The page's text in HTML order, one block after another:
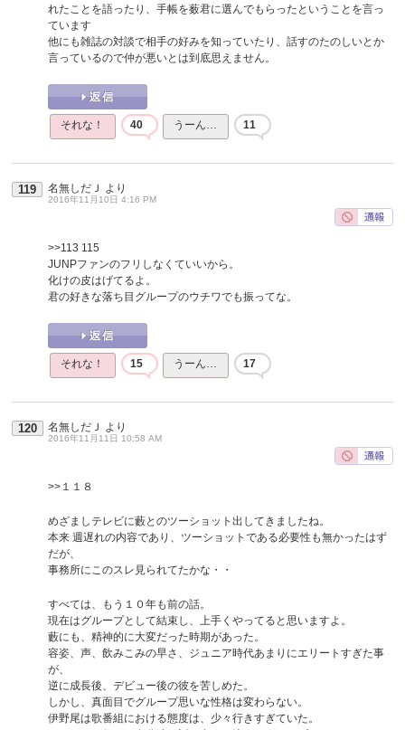
れたことを語ったり、手帳を薮君に選んでもらったということを言っ
ています
他にも雑誌の対談で相手の好みを知っていたり、話すのたのしいとか
言っているので仲が悪いとは到底思えません。
それな！ 40 うーん… 11
119 名無しだＪ より
2016年11月10日 4:16 PM
>>113 115
JUNPファンのフリしなくていいから。
化けの皮はげてるよ。
君の好きな落ち目グループのウチワでも振ってな。
それな！ 15 うーん… 17
120 名無しだＪ より
2016年11月11日 10:58 AM
>>１１８
めざましテレビに藪とのツーショット出してきましたね。
本来 週遅れの内容であり、ツーショットである必要性も無かったはず
だが、
事務所にこのスレ見られてたかな・・
すべては、もう１０年も前の話。
現在はグループとして結束し、上手くやってると思いますよ。
藪にも、精神的に大変だった時期があった。
容姿、声、飲みこみの早さ、ジュニア時代あまりにエリートすぎた事
が、
逆に成長後、デビュー後の彼を苦しめた。
しかし、真面目でグループ思いな性格は変わらない。
伊野尾は歌番組における態度は、少々行きすぎていた。